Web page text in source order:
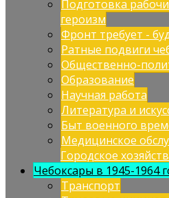
Подготовка
героизм
Фронт требует -
Ратные подвиги
Общественно-
Образование
Научная работа
Литература и
Быт военного
Медицинское
Городское
Чебоксары в 1945-1964
Транспорт